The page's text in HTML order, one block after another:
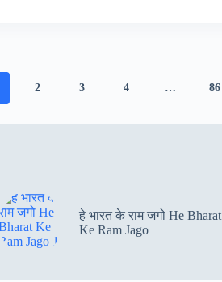
2 3 4 … 86
हे भारत के राम जगो He Bharat
Ke Ram Jago